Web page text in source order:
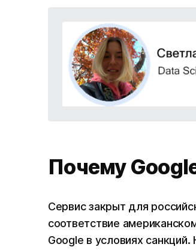
Почему
Сервис закрыт для
соответствие
Google в условиях